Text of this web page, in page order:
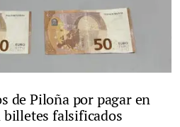
de Piloña por pagar en
falsificados